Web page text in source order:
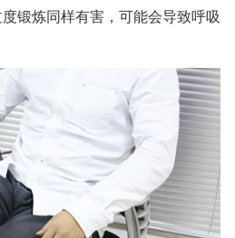
锻炼同样有害，可能会导致呼吸